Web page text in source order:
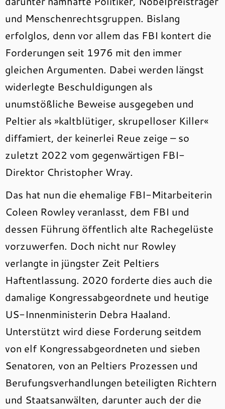
und Menschenrechtsgruppen. Bislang
erfolglos, denn vor allem das FBI kontert die
Forderungen seit 1976 mit den immer
gleichen Argumenten. Dabei werden längst
widerlegte Beschuldigungen als
unumstößliche Beweise ausgegeben und
Peltier als »kaltblütiger, skrupelloser Killer«
diffamiert, der keinerlei Reue zeige – so
zuletzt 2022 vom gegenwärtigen FBI-
Direktor Christopher Wray.
Das hat nun die ehemalige FBI-Mitarbeiterin
Coleen Rowley veranlasst, dem FBI und
dessen Führung öffentlich alte Rachegelüste
vorzuwerfen. Doch nicht nur Rowley
verlangte in jüngster Zeit Peltiers
Haftentlassung. 2020 forderte dies auch die
damalige Kongressabgeordnete und heutige
US-Innenministerin Debra Haaland.
Unterstützt wird diese Forderung seitdem
von elf Kongressabgeordneten und sieben
Senatoren, von an Peltiers Prozessen und
Berufungsverhandlungen beteiligten Richtern
und Staatsanwälten, darunter auch der die